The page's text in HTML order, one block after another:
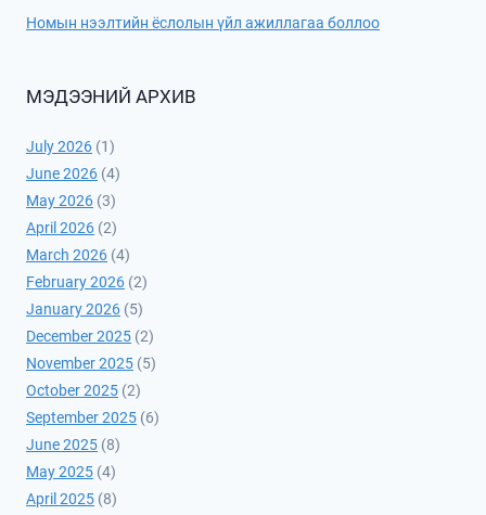
Номын нээлтийн ёслолын үйл ажиллагаа боллоо
МЭДЭЭНИЙ АРХИВ
July 2026 (1)
June 2026 (4)
May 2026 (3)
April 2026 (2)
March 2026 (4)
February 2026 (2)
January 2026 (5)
December 2025 (2)
November 2025 (5)
October 2025 (2)
September 2025 (6)
June 2025 (8)
May 2025 (4)
April 2025 (8)